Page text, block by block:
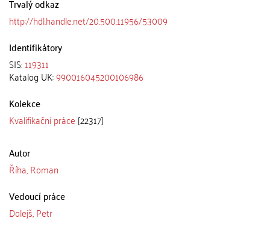
Trvalý odkaz
http://hdl.handle.net/20.500.11956/53009
Identifikátory
SIS:119311
Katalog UK:990016045200106986
Kolekce
Kvalifikační práce [22317]
Autor
Říha, Roman
Vedoucí práce
Dolejš, Petr